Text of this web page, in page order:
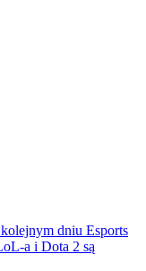
dniu Esports
a i Dota 2 są